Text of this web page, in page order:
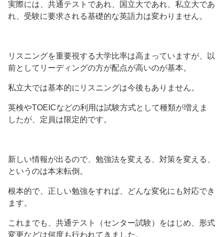
実際には、共通テストであれ、国立大であれ、私立大であ
れ、受験に要求される基礎的な英語力は変わりません。
リスニングを重要視する大学比率は高まっていますが、以
前としてリーディングの方が配点が高いのが基本。
私立大では基本的にリスニングは今後もありません。
英検やTOEICなどの利用は試験方式として種類が増えま
したが、定員は限定的です。
新しい情報が出るので、勉強法を変える、対策を変える、
というのは本末転倒。
根本的で、正しい勉強をすれば、どんな変化にも対応でき
ます。
これまでも、共通テスト（センター試験）をはじめ、形式
変更などは何度も行われてきました。